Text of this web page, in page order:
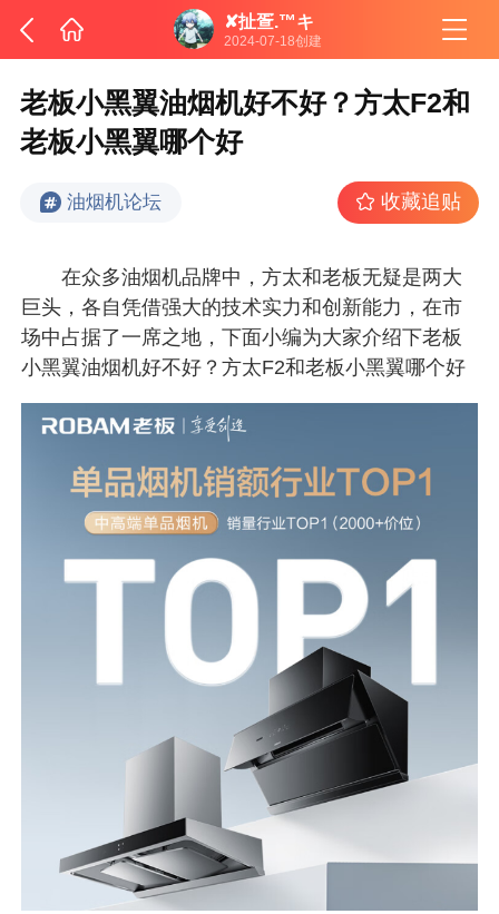
✘扯疍.™キ
2024-07-18创建
老板小黑翼油烟机好不好？方太F2和
老板小黑翼哪个好
油烟机论坛 收藏追贴
在众多油烟机品牌中，方太和老板无疑是两大
巨头，各自凭借强大的技术实力和创新能力，在市
场中占据了一席之地，下面小编为大家介绍下老板
小黑翼油烟机好不好？方太F2和老板小黑翼哪个好